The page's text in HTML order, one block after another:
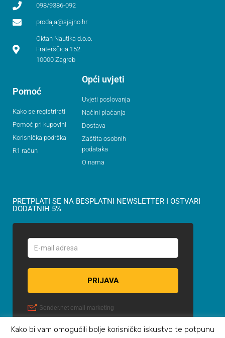
098/9386-092
prodaja@sjajno.hr
Oktan Nautika d.o.o.
Fraterščica 152
10000 Zagreb
Pomoć
Kako se registrirati
Pomoć pri kupovini
Korisnička podrška
R1 račun
Opći uvjeti
Uvjeti poslovanja
Načini plaćanja
Dostava
Zaštita osobnih
podataka
O nama
PRETPLATI SE NA BESPLATNI NEWSLETTER I OSTVARI
DODATNIH 5%
Kako bi vam omogućili bolje korisničko iskustvo te potpunu